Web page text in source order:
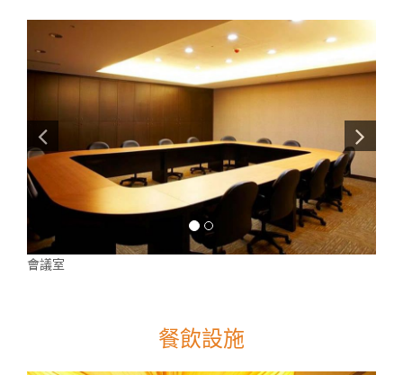
會議室
餐飲設施